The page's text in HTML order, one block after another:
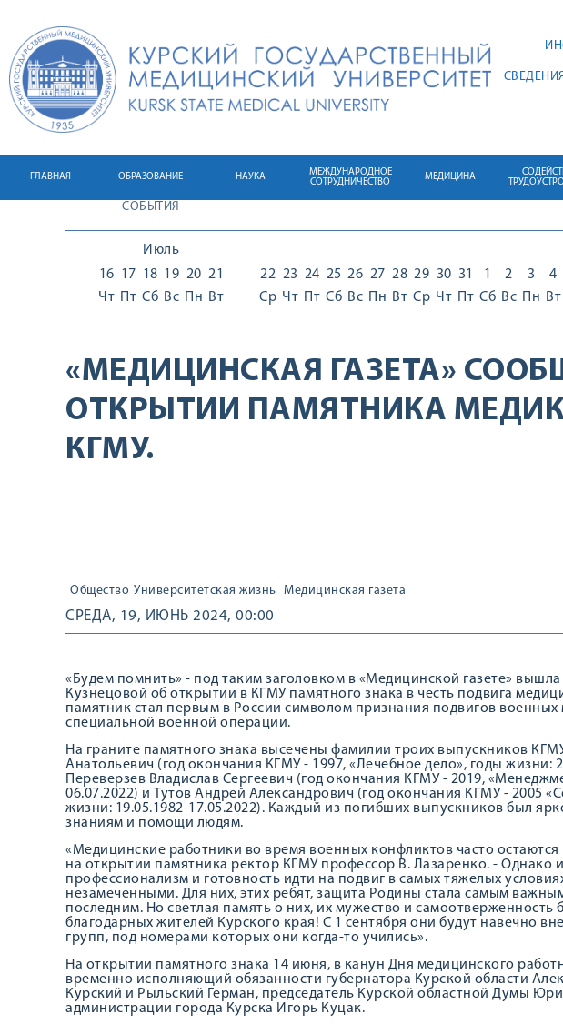
ГЛАВНАЯ ОБРАЗОВАНИЕ НАУКА
МЕЖДУНАРОДНОЕ
СОТРУДНИЧЕСТВО
МЕДИЦИНА
СОБЫТИЯ
Июль
16
Чт
17
Пт
18
Сб
19
Вс
20
Пн
21
Вт
22
Ср
23
Чт
24
Пт
25
Сб
26
Вс
27
Пн
28
Вт
29
Ср
30
Чт
31
Пт
1
Сб
2
Вс
3
Пн
4
Вт
«МЕДИЦИНСКАЯ ГАЗЕТА»
ОТКРЫТИИ ПАМЯТНИКА
КГМУ.
Общество Университетская жизнь Медицинская газета
СРЕДА, 19, ИЮНЬ 2024, 00:00
«Будем помнить» - под таким заголовком в «Медицинской газете»
Кузнецовой об открытии в КГМУ памятного знака в честь подвига
памятник стал первым в России символом признания подвигов военных
специальной военной операции.
На граните памятного знака высечены фамилии троих выпускников
Анатольевич (год окончания КГМУ - 1997, «Лечебное дело», годы жизни:
Переверзев Владислав Сергеевич (год окончания КГМУ - 2019,
06.07.2022) и Тутов Андрей Александрович (год окончания КГМУ - 2005
жизни: 19.05.1982-17.05.2022). Каждый из погибших выпускников был
знаниям и помощи людям.
«Медицинские работники во время военных конфликтов часто остаются
на открытии памятника ректор КГМУ профессор В. Лазаренко. - Однако
профессионализм и готовность идти на подвиг в самых тяжелых
незамеченными. Для них, этих ребят, защита Родины стала самым
последним. Но светлая память о них, их мужество и самоотверженность
благодарных жителей Курского края! С 1 сентября они будут навечно
групп, под номерами которых они когда-то учились».
На открытии памятного знака 14 июня, в канун Дня медицинского
временно исполняющий обязанности губернатора Курской области
Курский и Рыльский Герман, председатель Курской областной Думы
администрации города Курска Игорь Куцак.